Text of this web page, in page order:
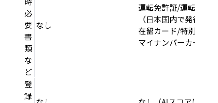
必
要
書
類
な
ど
なし
運転免許証/運転経歴
（日本国内で発行さ
在留カード/特別永住
マイナンバーカード
登
録